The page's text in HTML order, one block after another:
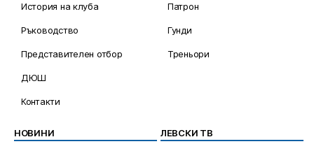
История на клуба
Ръководство
Представителен отбор
ДЮШ
Контакти
Патрон
Гунди
Треньори
НОВИНИ ЛЕВСКИ ТВ